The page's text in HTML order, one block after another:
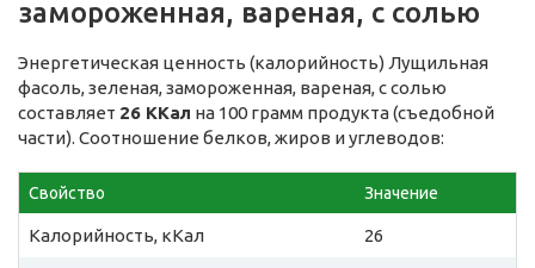
замороженная, вареная, с солью
Энергетическая ценность (калорийность) Лущильная
фасоль, зеленая, замороженная, вареная, с солью
составляет 26 ККал на 100 грамм продукта (съедобной
части). Соотношение белков, жиров и углеводов:
Свойство Значение
Калорийность, кКал 26